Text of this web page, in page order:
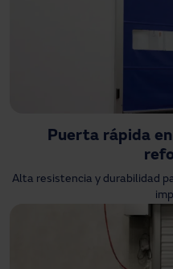
Puerta rápida
Alta resistencia y durabilidad